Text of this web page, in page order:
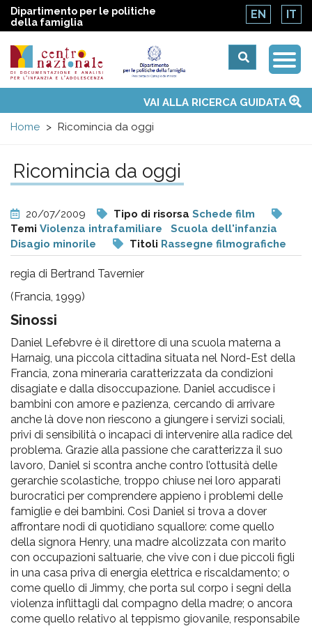
Dipartimento per le politiche
della famiglia
EN IT
Centro
nazionale
di
Documentazione
e
analisi
pr
l'infanzia
e
l'adolescenza
menu
Temi
Attività
Convenzione ONUVAI ALLA RICERCA GUIDATA
Home
Ricomincia da oggi
Ricomincia da oggi
20/07/2009 Tipo di risorsa Schede film
Temi Violenza intrafamiliare
Scuola dell'infanzia
Disagio minorile
Titoli Rassegne filmografiche
regia di Bertrand Tavernier
(Francia, 1999)
Sinossi
Daniel Lefebvre è il direttore di una scuola materna a
Harnaig, una piccola cittadina situata nel Nord-Est della
Francia, zona mineraria caratterizzata da condizioni
disagiate e dalla disoccupazione. Daniel accudisce i
bambini con amore e pazienza, cercando di arrivare
anche là dove non riescono a giungere i servizi sociali,
privi di sensibilità o incapaci di intervenire alla radice del
problema. Grazie alla passione che caratterizza il suo
lavoro, Daniel si scontra anche contro l’ottusità delle
gerarchie scolastiche, troppo chiuse nei loro apparati
burocratici per comprendere appieno i problemi delle
famiglie e dei bambini. Così Daniel si trova a dover
affrontare nodi di quotidiano squallore: come quello
della signora Henry, una madre alcolizzata con marito
con occupazioni saltuarie, che vive con i due piccoli figli
in una casa priva di energia elettrica e riscaldamento; o
come quello di Jimmy, che porta sul corpo i segni della
violenza inflittagli dal compagno della madre; o ancora
come quello relativo al teppismo giovanile, responsabile